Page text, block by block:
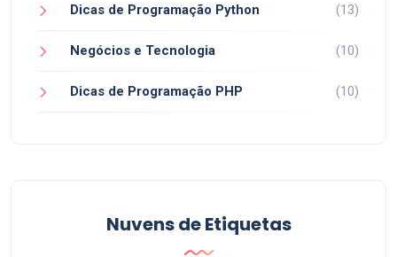
Dicas de Programação Python (13)
Negócios e Tecnologia (10)
Dicas de Programação PHP (10)
Nuvens de Etiquetas